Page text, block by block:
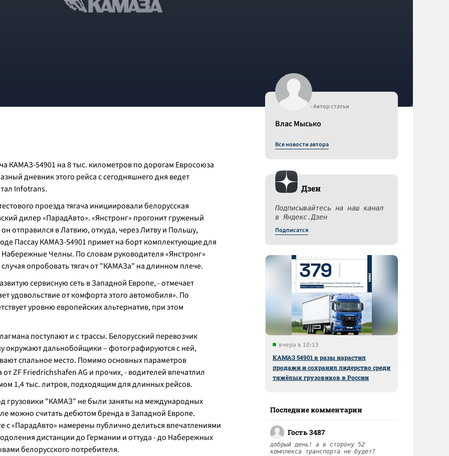
КАМАЗ-54901 на 8 тыс. километров по дорогам Евросоюза
дневник этого рейса с сегодняшнего дня ведет
Infotrans.
проезда тягача инициировали белорусская
дилер «ПарадАвто». «Янстронг» прогонит груженый
отправился в Латвию, откуда, через Литву и Польшу,
Пассау КАМАЗ-54901 примет на борт комплектующие для
Челны. По словам руководителя «Янстронг»
опробовать тягач от "КАМАЗа" на длинном плече.
сервисную сеть в Западной Европе, - отмечает
удовольствие от комфорта этого автомобиля». По
уровню европейских альтернатив, при этом
поступают и с трассы. Белорусский перевозчик
окружают дальнобойщики – фотографируются с ней,
спальное место. Помимо основных параметров
ZF Friedrichshafen AG и прочих, - водителей впечатлил
1,4 тыс. литров, подходящим для длинных рейсов.
грузовики "КАМАЗ" не были заняты на международных
можно считать дебютом бренда в Западной Европе.
с «ПарадАвто» намерены публично делиться впечатлениями
дистанции до Германии и оттуда - до Набережных
белорусского потребителя.
- Автор статьи
Влас Мысько
Все новости автора
Дзен
Подписывайтесь на наш канал
в Яндекс.Дзен
Подписатся
вчера в 10:13
КАМАЗ 54901 в разы нарастил
продажи и сохранил лидерство среди
тяжёлых грузовиков в России
Последние комментарии
Гость 3487
добрый день! а в сторону 52
комплекса транспорта не будет?